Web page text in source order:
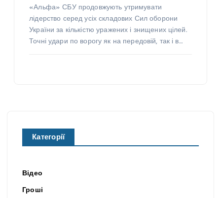
«Альфа» СБУ продовжують утримувати
лідерство серед усіх складових Сил оборони
України за кількістю уражених і знищених цілей.
Точні удари по ворогу як на передовій, так і в…
Категорії
Відео
Гроші